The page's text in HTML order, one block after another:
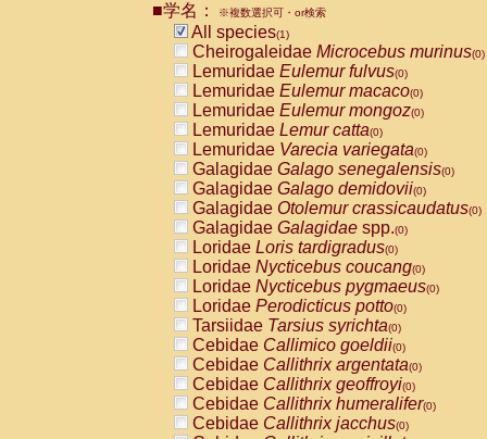
CebidaeCebus nigrivittatus
CebidaeCebus
CebidaeSaimiri boliviensis(0)
CebidaeSaimiri sciureus(0)
AtelidaeAlouatta caraya(0)
AtelidaeAlouatta fusca(0)
AtelidaeAlouatta seniculus
AtelidaeAlouattaspp.(0)
AtelidaeAteles belzebuth(0)
AtelidaeAteles geoffroyi(0)
AtelidaeAteles paniscus(0)
AtelidaeAtelesspp.(0)
Atelidae Lagothrix lagothricha
AtelidaeLagothrix lagothricha cana
PitheciidaeCacajao calvus
PitheciidaeCallicebus cupreus
PitheciidaeCallicebus donacophilus
PitheciidaeCallicebus moloch
PitheciidaeCallicebus torquatus
PitheciidaeCallicebusspp.(0)
PitheciidaeChiropotes satanas(0)
PitheciidaePithecia monachus
■学名： ※複数選択可・or検索
All species(1)
Cheirogaleidae Microcebus murinus(0)
Lemuridae Eulemur fulvus(0)
Lemuridae Eulemur macaco(0)
Lemuridae Eulemur mongoz(0)
Lemuridae Lemur catta(0)
Lemuridae Varecia variegata(0)
Galagidae Galago senegalensis(0)
Galagidae Galago demidovii(0)
Galagidae Otolemur crassicaudatus(0)
Galagidae Galagidae spp.(0)
Loridae Loris tardigradus(0)
Loridae Nycticebus coucang(0)
Loridae Nycticebus pygmaeus(0)
Loridae Perodicticus potto(0)
Tarsiidae Tarsius syrichta(0)
Cebidae Callimico goeldii(0)
Cebidae Callithrix argentata(0)
Cebidae Callithrix geoffroyi(0)
Cebidae Callithrix humeralifer(0)
Cebidae Callithrix jacchus(0)